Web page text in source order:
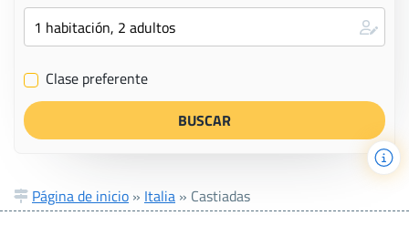
✔ Clase preferente
Página de inicio » Italia » Castiadas